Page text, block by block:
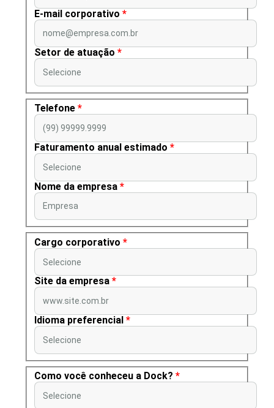
E-mail corporativo *
nome@empresa.com.br
Setor de atuação *
Selecione
Telefone *
(99) 99999.9999
Faturamento anual estimado *
Selecione
Nome da empresa *
Empresa
Cargo corporativo *
Selecione
Site da empresa *
www.site.com.br
Idioma preferencial *
Selecione
Como você conheceu a Dock? *
Selecione